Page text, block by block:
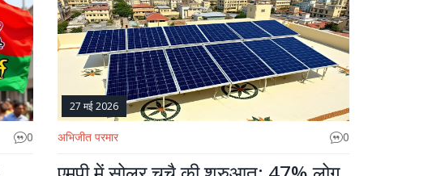
0
27 मई 2026
अभिजीत परमार 0